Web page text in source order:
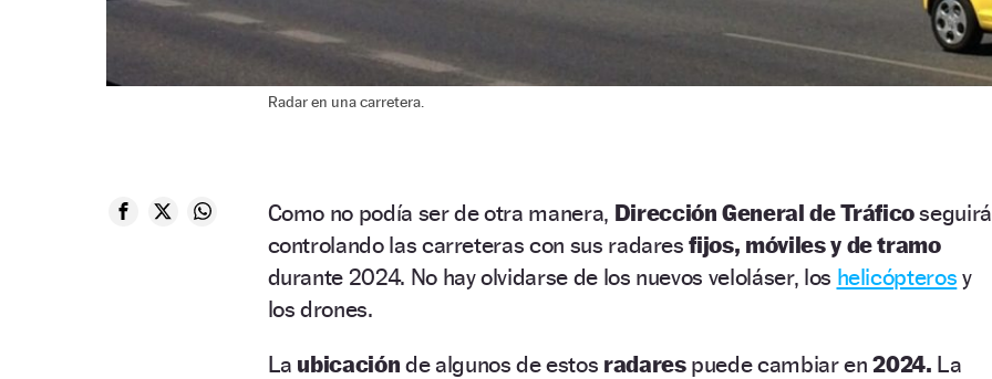
Radar en una carretera.
Como no podía ser de otra manera, Dirección General de Tráficoseguirá
controlando las carreteras con sus radaresfijos, móviles y de tramo
durante 2024. No hay olvidarse de los nuevos veloláser, los helicópteros y
los drones.
La ubicación de algunos de estos radarespuede cambiar en2024. La